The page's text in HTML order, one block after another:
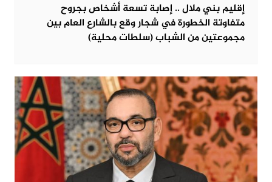
إقليم بني ملال .. إصابة تسعة أشخاص بجروح
متفاوتة الخطورة في شجار وقع بالشارع العام بين
مجموعتين من الشباب (سلطات محلية)